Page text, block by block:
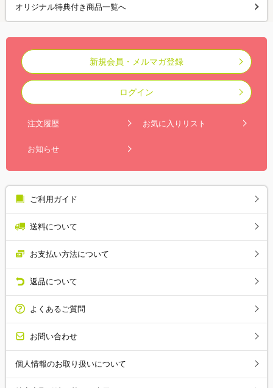
オリジナル特典付き商品一覧へ
新規会員・メルマガ登録
ログイン
注文履歴 お気に入りリスト
お知らせ
ご利用ガイド
送料について
お支払い方法について
返品について
よくあるご質問
お問い合わせ
個人情報のお取り扱いについて